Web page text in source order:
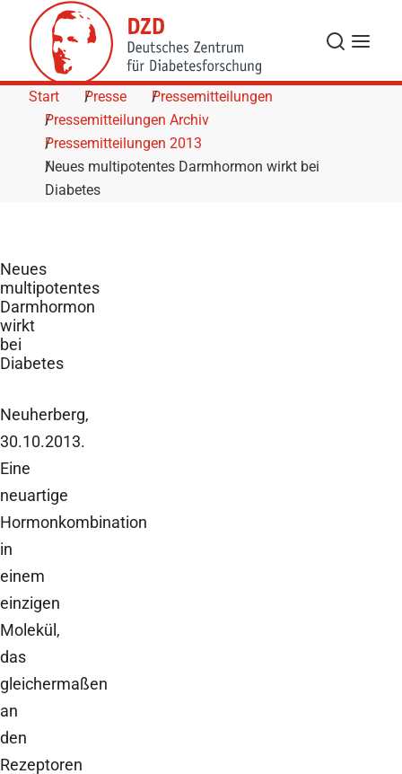
Skip to Content
Suche
Start Presse
Pressemitteilungen
Pressemitteilungen Archiv
Pressemitteilungen 2013
Neues multipotentes Darmhormon wirkt bei
Diabetes
Neues
multipotentes
Darmhormon
wirkt
bei
Diabetes
Neuherberg,
30.10.2013.
Eine
neuartige
Hormonkombination
in
einem
einzigen
Molekül,
das
gleichermaßen
an
den
Rezeptoren